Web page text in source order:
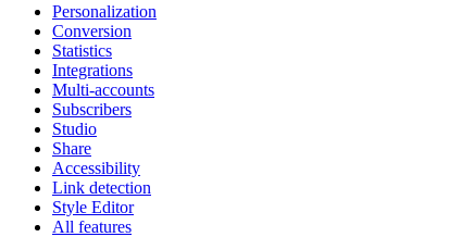
Personalization
Conversion
Statistics
Integrations
Multi-accounts
Subscribers
Studio
Share
Accessibility
Link detection
Style Editor
All features